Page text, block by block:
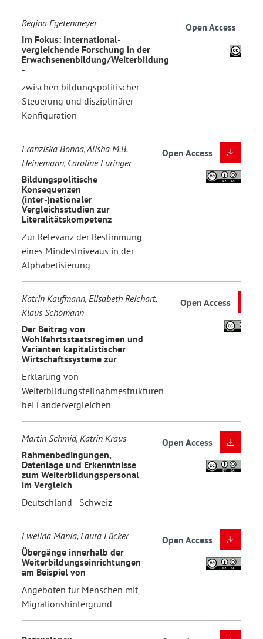
Regina Egetenmeyer
Im Fokus: International-
vergleichende Forschung in der
Erwachsenenbildung/Weiterbildung
-
zwischen bildungspolitischer
Steuerung und disziplinärer
Konfiguration
Open Access
Franziska Bonna, Alisha M.B.
Heinemann, Caroline Euringer
Bildungspolitische
Konsequenzen
(inter-)nationaler
Vergleichsstudien zur
Literalitätskompetenz
Zur Relevanz der Bestimmung
eines Mindestniveaus in der
Alphabetisierung
Open Access
Katrin Kaufmann, Elisabeth Reichart,
Klaus Schömann
Der Beitrag von
Wohlfahrtsstaatsregimen und
Varianten kapitalistischer
Wirtschaftssysteme zur
Erklärung von
Weiterbildungsteilnahmestrukturen
bei Ländervergleichen
Open Access
Martin Schmid, Katrin Kraus
Rahmenbedingungen,
Datenlage und Erkenntnisse
zum Weiterbildungspersonal
im Vergleich
Deutschland - Schweiz
Open Access
Ewelina Mania, Laura Lücker
Übergänge innerhalb der
Weiterbildungseinrichtungen
am Beispiel von
Angeboten für Menschen mit
Migrationshintergrund
Open Access